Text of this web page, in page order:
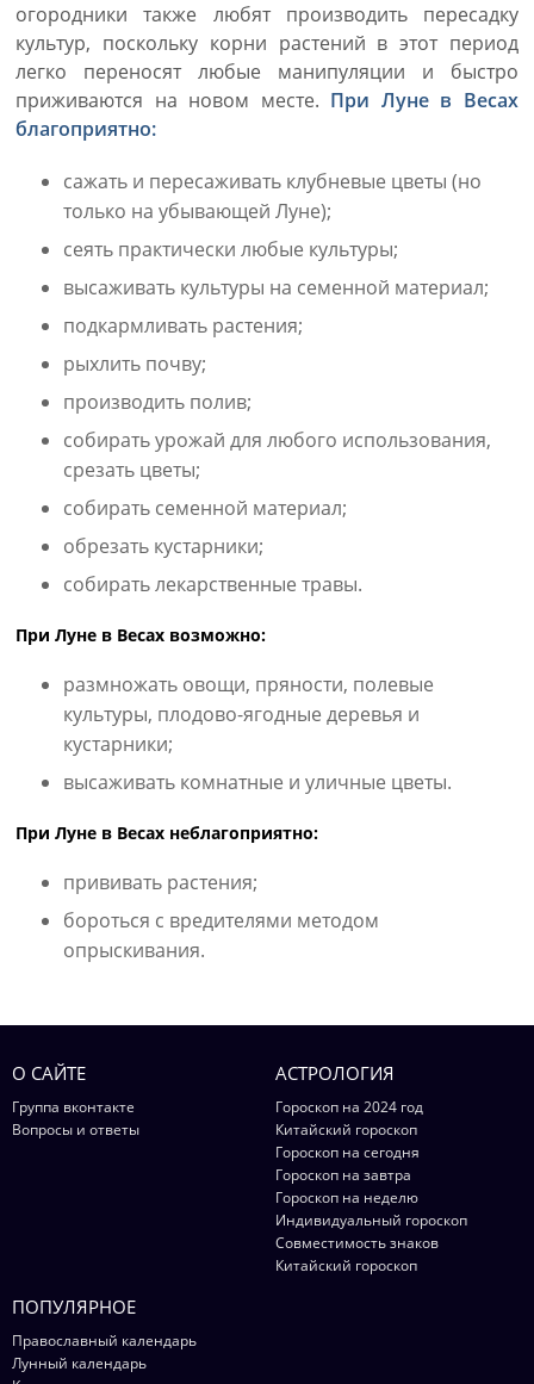
огородники также любят производить пересадку
культур, поскольку корни растений в этот период
легко переносят любые манипуляции и быстро
приживаются на новом месте. При Луне в Весах
благоприятно:
сажать и пересаживать клубневые цветы (но
только на убывающей Луне);
сеять практически любые культуры;
высаживать культуры на семенной материал;
подкармливать растения;
рыхлить почву;
производить полив;
собирать урожай для любого использования,
срезать цветы;
собирать семенной материал;
обрезать кустарники;
собирать лекарственные травы.
При Луне в Весах возможно:
размножать овощи, пряности, полевые
культуры, плодово-ягодные деревья и
кустарники;
высаживать комнатные и уличные цветы.
При Луне в Весах неблагоприятно:
прививать растения;
бороться с вредителями методом
опрыскивания.
О САЙТЕ
Группа вконтакте
Вопросы и ответы
АСТРОЛОГИЯ
Гороскоп на 2024 год
Китайский гороскоп
Гороскоп на сегодня
Гороскоп на завтра
Гороскоп на неделю
Индивидуальный гороскоп
Совместимость знаков
Китайский гороскоп
ПОПУЛЯРНОЕ
Православный календарь
Лунный календарь